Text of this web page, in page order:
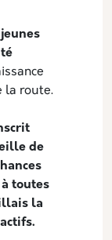
la route.
de
toutes
la